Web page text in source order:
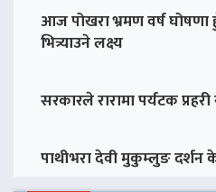
आज पोखरा भ्रमण वर्ष
भित्र्याउने लक्ष्य
सरकारले रारामा पर्यटक प्रहरी
पाथीभरा देवी मुकुम्लुङ दर्शन